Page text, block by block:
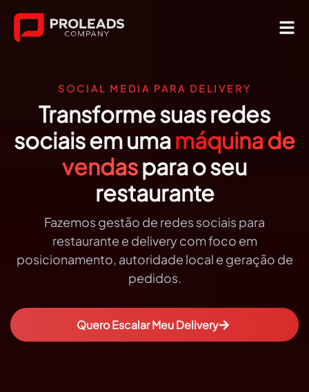
SOCIAL MEDIA PARA DELIVERY
Transforme suas redes
sociais em umamáquina de
vendaspara o seu
restaurante
Fazemos gestão de redes sociais para
restaurante e delivery com foco em
posicionamento, autoridade local e geração de
pedidos.
Quero Escalar Meu Delivery